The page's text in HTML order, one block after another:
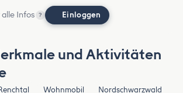
Infos ? Einloggen
und Aktivitäten
Wohnmobil
Nordschwarzwald